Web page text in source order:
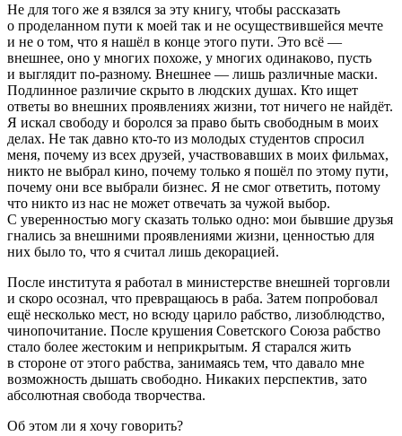
Не для того же я взялся за эту книгу, чтобы рассказать
о проделанном пути к моей так и не осуществившейся мечте
и не о том, что я нашёл в конце этого пути. Это всё —
внешнее, оно у многих похоже, у многих одинаково, пусть
и выглядит по-разному. Внешнее — лишь различные маски.
Подлинное различие скрыто в людских душах. Кто ищет
ответы во внешних проявлениях жизни, тот ничего не найдёт.
Я искал свободу и боролся за право быть свободным в моих
делах. Не так давно кто-то из молодых студентов спросил
меня, почему из всех друзей, участвовавших в моих фильмах,
никто не выбрал кино, почему только я пошёл по этому пути,
почему они все выбрали бизнес. Я не смог ответить, потому
что никто из нас не может отвечать за чужой выбор.
С уверенностью могу сказать только одно: мои бывшие друзья
гнались за внешними проявлениями жизни, ценностью для
них было то, что я считал лишь декорацией.
После института я работал в министерстве внешней торговли
и скоро осознал, что превращаюсь в раба. Затем попробовал
ещё несколько мест, но всюду царило рабство, лизоблюдство,
чинопочитание. После крушения Советского Союза рабство
стало более жестоким и неприкрытым. Я старался жить
в стороне от этого рабства, занимаясь тем, что давало мне
возможность дышать свободно. Никаких перспектив, зато
абсолютная свобода творчества.
Об этом ли я хочу говорить?